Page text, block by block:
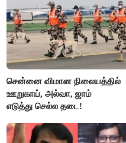
சென்னை விமான நிலையத்தில்
ஊறுகாய், அல்வா, ஜாம்
எடுத்து செல்ல தடை!